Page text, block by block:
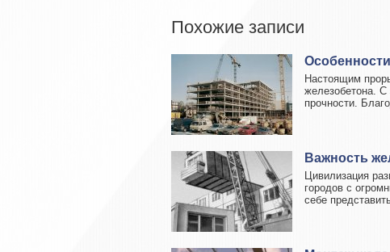
Похожие записи
Настоящим
железобетона. С
прочности.
Важность
Цивилизация
городов с
себе